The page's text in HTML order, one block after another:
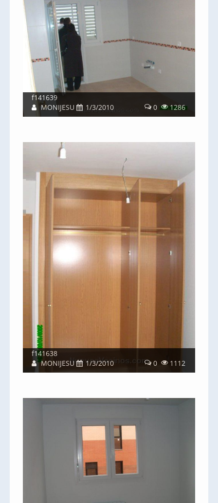
f141639
MONIJESU
1/3/2010 0 1286
f141638
MONIJESU
1/3/2010 0 1112